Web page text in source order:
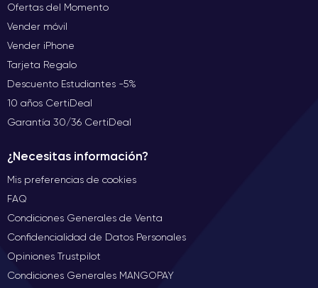
Ofertas del Momento
Vender móvil
Vender iPhone
Tarjeta Regalo
Descuento Estudiantes -5%
10 años CertiDeal
Garantía 30/36 CertiDeal
¿Necesitas información?
Mis preferencias de cookies
FAQ
Condiciones Generales de Venta
Confidencialidad de Datos Personales
Opiniones Trustpilot
Condiciones Generales MANGOPAY